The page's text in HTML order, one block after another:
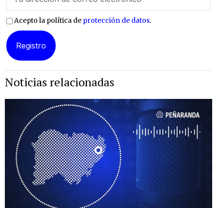
Acepto la política de protección de datos.
Noticias relacionadas